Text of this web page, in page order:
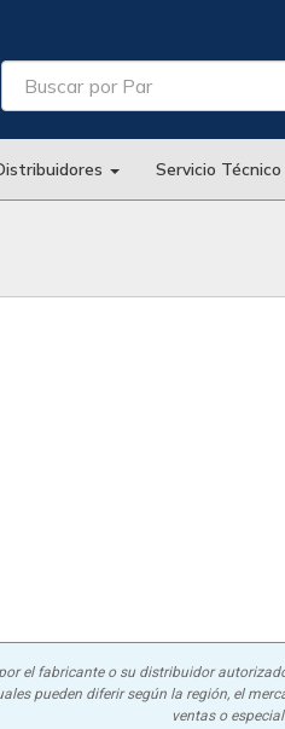
Servicio Técnico
el fabricante o su distribuidor
pueden diferir según la región, el
ventas o